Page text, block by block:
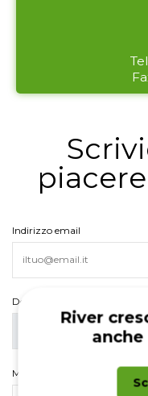
River
Indirizzo email
Documento allegato
Messaggio